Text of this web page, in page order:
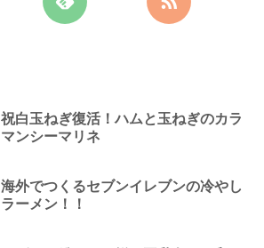
祝白玉ねぎ復活！ハムと玉ねぎのカラ
マンシーマリネ
海外でつくるセブンイレブンの冷やし
ラーメン！！